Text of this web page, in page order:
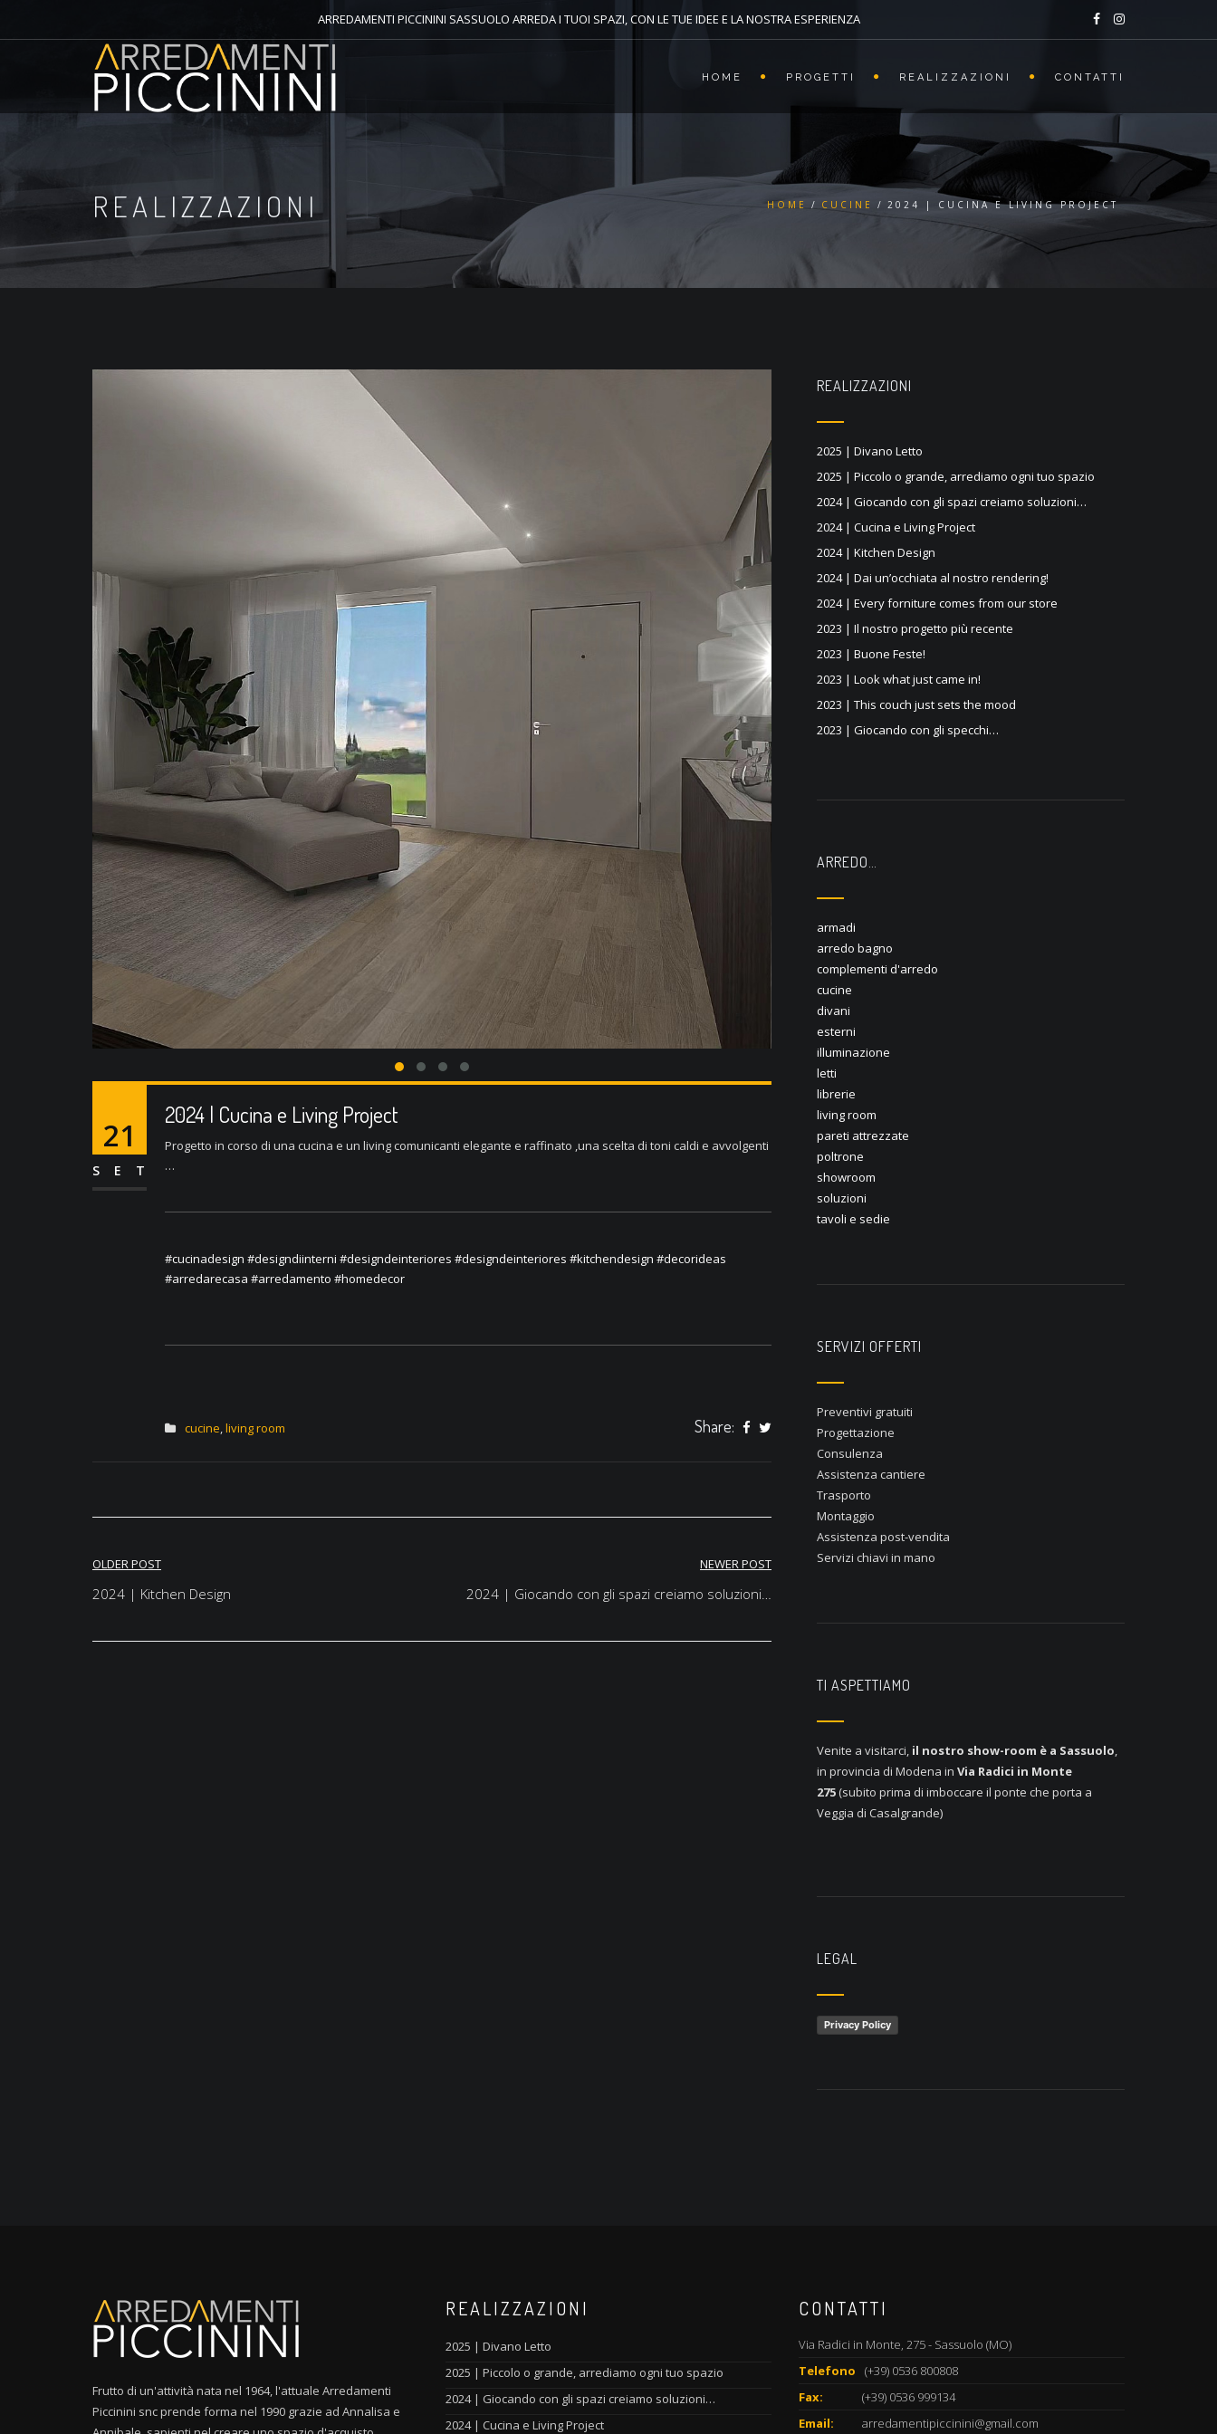
ARREDAMENTI PICCININI SASSUOLO ARREDA I TUOI SPAZI, CON LE TUE IDEE E LA NOSTRA ESPERIENZA
HOME PROGETTI REALIZZAZIONI CONTATTI
REALIZZAZIONI HOME CUCINE 2024 | CUCINA E LIVING PROJECT
21
SET
2024 | Cucina e Living Project
Progetto in corso di una cucina e un living comunicanti elegante e raffinato ,una scelta di toni caldi e avvolgenti
…
#cucinadesign #designdiinterni #designdeinteriores #designdeinteriores #kitchendesign #decorideas
#arredarecasa #arredamento #homedecor
cucine,living room Share:
Navigazione
OLDER POST
2024 | Kitchen Design
NEWER POST
2024 | Giocando con gli spazi creiamo soluzioni…
REALIZZAZIONI
2025 | Divano Letto
2025 | Piccolo o grande, arrediamo ogni tuo spazio
2024 | Giocando con gli spazi creiamo soluzioni…
2024 | Cucina e Living Project
2024 | Kitchen Design
2024 | Dai un’occhiata al nostro rendering!
2024 | Every forniture comes from our store
2023 | Il nostro progetto più recente
2023 | Buone Feste!
2023 | Look what just came in!
2023 | This couch just sets the mood
2023 | Giocando con gli specchi…
ARREDO…
armadi
arredo bagno
complementi d'arredo
cucine
divani
esterni
illuminazione
letti
librerie
living room
pareti attrezzate
poltrone
showroom
soluzioni
tavoli e sedie
SERVIZI OFFERTI
Preventivi gratuiti
Progettazione
Consulenza
Assistenza cantiere
Trasporto
Montaggio
Assistenza post-vendita
Servizi chiavi in mano
TI ASPETTIAMO
Venite a visitarci, il nostro show-room è a Sassuolo,
in provincia di Modena in Via Radici in Monte
275 (subito prima di imboccare il ponte che porta a
Veggia di Casalgrande)
LEGAL
Privacy Policy
Frutto di un'attività nata nel 1964, l'attuale Arredamenti
Piccinini snc prende forma nel 1990 grazie ad Annalisa e
REALIZZAZIONI
2025 | Divano Letto
2025 | Piccolo o grande, arrediamo ogni tuo spazio
2024 | Giocando con gli spazi creiamo soluzioni…
2024 | Cucina e Living Project
CONTATTI
Via Radici in Monte, 275 - Sassuolo (MO)
Telefono
(+39) 0536 800808
Fax:
(+39) 0536 999134
Email:
arredamentipiccinini@gmail.com